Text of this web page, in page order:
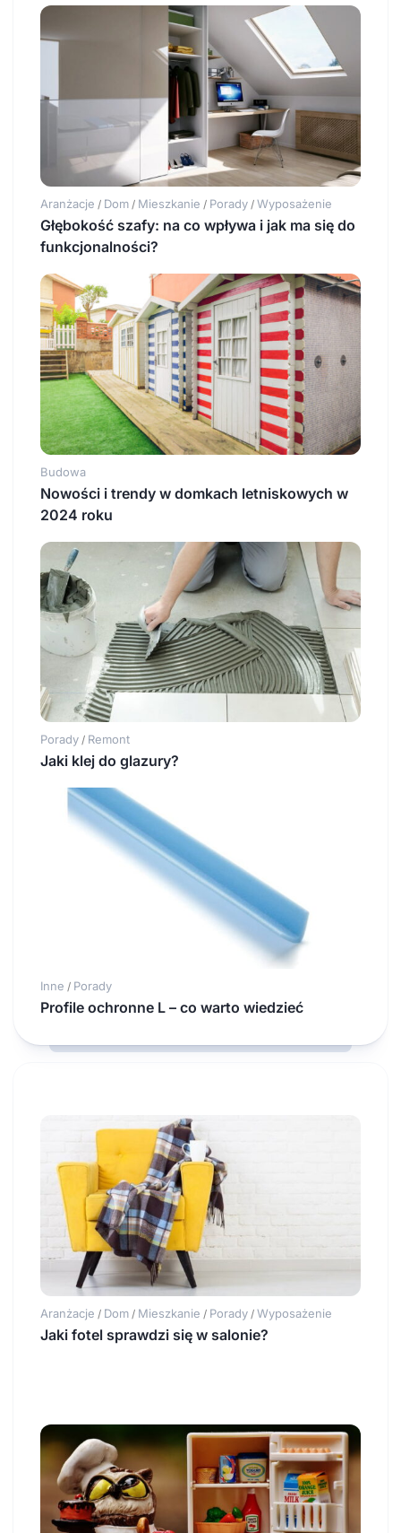
Aranżacje / Dom / Mieszkanie / Porady / Wyposażenie
Głębokość szafy: na co wpływa i jak ma się do
funkcjonalności?
Budowa
Nowości i trendy w domkach letniskowych w
2024 roku
Porady / Remont
Jaki klej do glazury?
Inne / Porady
Profile ochronne L – co warto wiedzieć
Aranżacje / Dom / Mieszkanie / Porady / Wyposażenie
Jaki fotel sprawdzi się w salonie?